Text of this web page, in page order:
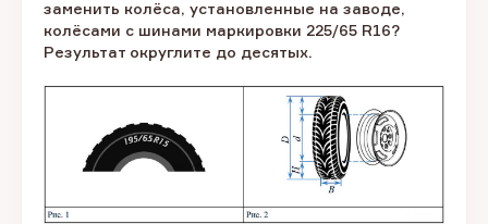
заменить колёса, установленные на заводе,
колёсами с шинами маркировки 225/65 R16?
Результат округлите до десятых.